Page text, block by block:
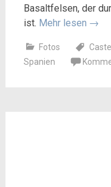
Basaltfelsen, der
ist. Mehr lesen →
Fotos
Spanien